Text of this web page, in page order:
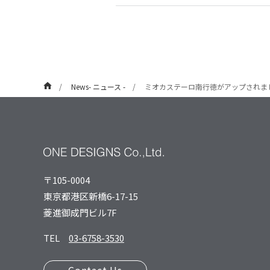
News- ニュース - ミオカステーロ南行徳がアップされま
〒105-0004
東京都港区新橋6-17-15
菱進御成⾨ビル7F
TEL
03-6758-3530